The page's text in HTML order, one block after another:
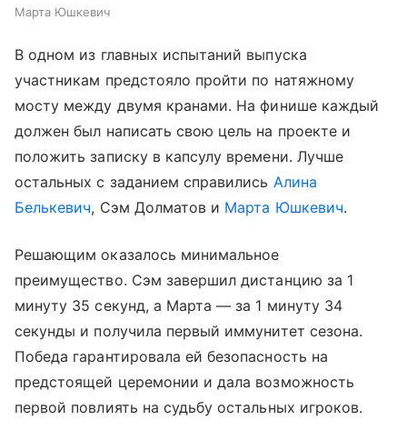
Марта Юшкевич
В одном из главных испытаний выпуска
участникам предстояло пройти по натяжному
мосту между двумя кранами. На финише каждый
должен был написать свою цель на проекте и
положить записку в капсулу времени. Лучше
остальных с заданием справились Алина
Белькевич, Сэм Долматов и Марта Юшкевич.
Решающим оказалось минимальное
преимущество. Сэм завершил дистанцию за 1
минуту 35 секунд, а Марта — за 1 минуту 34
секунды и получила первый иммунитет сезона.
Победа гарантировала ей безопасность на
предстоящей церемонии и дала возможность
первой повлиять на судьбу остальных игроков.